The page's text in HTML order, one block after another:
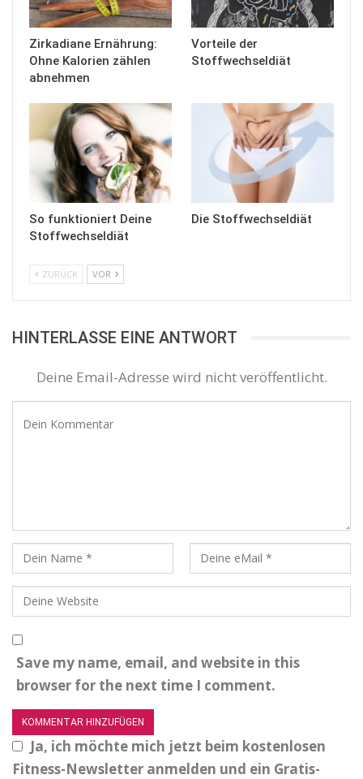
Zirkadiane Ernährung:
Ohne Kalorien zählen
abnehmen
Vorteile der
Stoffwechseldiät
So funktioniert Deine
Stoffwechseldiät
Die Stoffwechseldiät
ZURÜCK VOR
HINTERLASSE EINE ANTWORT
Deine Email-Adresse wird nicht veröffentlicht.
Save my name, email, and website in this
browser for the next time I comment.
Ja, ich möchte mich jetzt beim kostenlosen
Fitness-Newsletter anmelden und ein Gratis-